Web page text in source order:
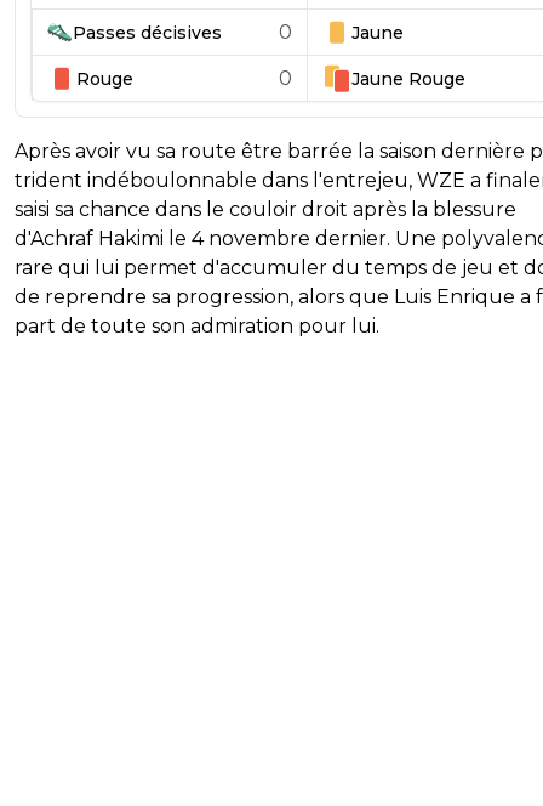
Passes décisives 0 Jaune
Rouge 0 Jaune Rouge
Après avoir vu sa route être barrée la saison dernière
trident indéboulonnable dans l'entrejeu, WZE a
saisi sa chance dans le couloir droit après la blessure
d'Achraf Hakimi le 4 novembre dernier. Une
rare qui lui permet d'accumuler du temps de jeu et
de reprendre sa progression, alors que Luis Enrique a
part de toute son admiration pour lui.